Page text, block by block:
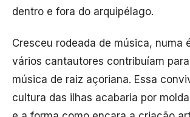
dentro e fora do arquipélago.
Cresceu rodeada de música, numa
vários cantautores contribuíam
música de raiz açoriana. Essa
cultura das ilhas acabaria por